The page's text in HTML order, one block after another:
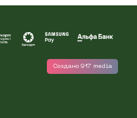
Создано 917 media